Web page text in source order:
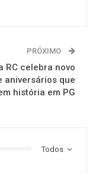
PRÓXIMO
RC celebra novo
aniversários que
história em PG
Todos